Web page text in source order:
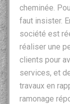
cheminée.
faut insister.
société est
réaliser une
clients pour
services, et
travaux en
ramonage